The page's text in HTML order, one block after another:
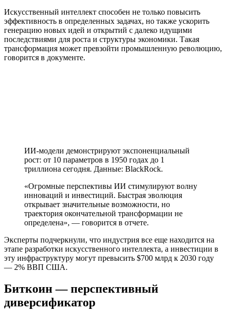
Искусственный интеллект способен не только повысить
эффективность в определенных задачах, но также ускорить
генерацию новых идей и открытий с далеко идущими
последствиями для роста и структуры экономики. Такая
трансформация может превзойти промышленную революцию,
говорится в документе.
ИИ-модели демонстрируют экспоненциальный
рост: от 10 параметров в 1950 годах до 1
триллиона сегодня. Данные: BlackRock.
«Огромные перспективы ИИ стимулируют волну
инноваций и инвестиций. Быстрая эволюция
открывает значительные возможности, но
траектория окончательной трансформации не
определена», — говорится в отчете.
Эксперты подчеркнули, что индустрия все еще находится на
этапе разработки искусственного интеллекта, а инвестиции в
эту инфраструктуру могут превысить $700 млрд к 2030 году
— 2% ВВП США.
Биткоин — перспективный
диверсификатор